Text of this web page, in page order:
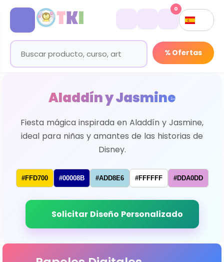
% Ofertas
0
Aladdín y Jasmine
Fiesta mágica inspirada en Aladdín y Jasmine,
ideal para niñas y amantes de las historias de
Disney.
#FFD700 #00008B #ADD8E6 #FFFFFF #DDA0DD
Solicitar Diseño Personalizado